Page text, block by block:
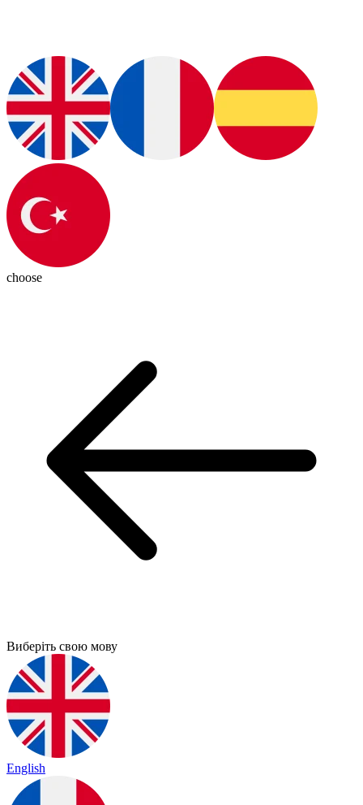
choose
Виберіть свою мову
English